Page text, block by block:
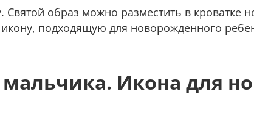
образ можно разместить в кроватке
подходящую для новорожденного
Икона для